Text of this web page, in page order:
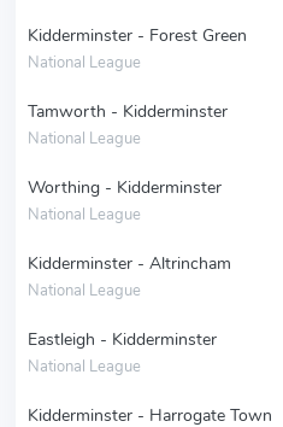
Kidderminster - Forest Green
National League
Tamworth - Kidderminster
National League
Worthing - Kidderminster
National League
Kidderminster - Altrincham
National League
Eastleigh - Kidderminster
National League
Kidderminster - Harrogate Town